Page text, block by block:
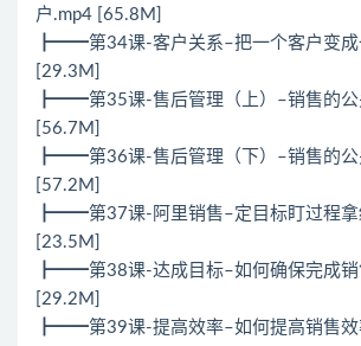
户.mp4 [65.8M]
┣━━第34课-客户关系–把一个客户变成
[29.3M]
┣━━第35课-售后管理（上）–销售的公
[56.7M]
┣━━第36课-售后管理（下）–销售的公
[57.2M]
┣━━第37课-阿里销售–定目标盯过程拿
[23.5M]
┣━━第38课-达成目标–如何确保完成销
[29.2M]
┣━━第39课-提高效率–如何提高销售效